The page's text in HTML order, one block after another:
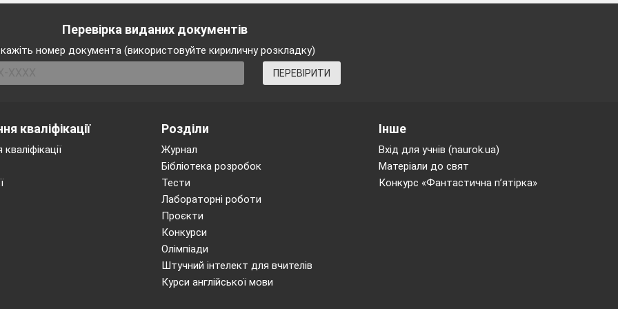
Етап підготовки до аудіювання
to listen to the text about children`s hobbies. While listening you may
of these children. Are you ready?
)
Етап
перевірки розуміння змісту тексту
Mary’s best friends? (Yes)
Перевірка виданих документів
номер документа (використовуйте кириличну розкладку)
ПЕРЕВІРИТИ
кваліфікації Розділи
Журнал
Бібліотека розробок
Тести
Лабораторні роботи
Проєкти
Конкурси
Олімпіади
Штучний інтелект для вчителів
Курси англійської мови
Інше
Вхід для учнів (naurok.ua)
Матеріали до свят
Конкурс «Фантастична п’ятірка»